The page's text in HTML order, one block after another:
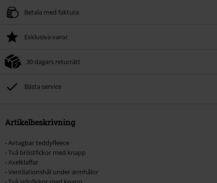
Betala med faktura
Exklusiva varor
30 dagars returrätt
Bästa service
Artikelbeskrivning
- Avtagbar teddyfleece
- Två bröstfickor med knapp
- Axelklaffar
- Ventilationshål under armhålor